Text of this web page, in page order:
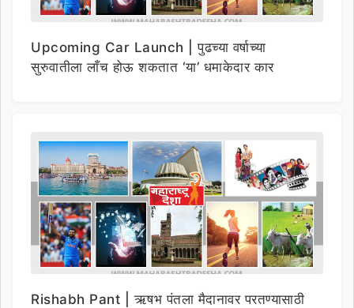
Upcoming Car Launch | पुढच्या वर्षाच्या
सुरुवातीला लाँच होऊ शकतात ‘या’ धमाकेदार कार
Rishabh Pant | ऋषभ पंतला मैदानावर परतण्यासाठी